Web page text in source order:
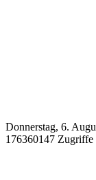
Donnerstag, 6.
176360147 Zugriffe